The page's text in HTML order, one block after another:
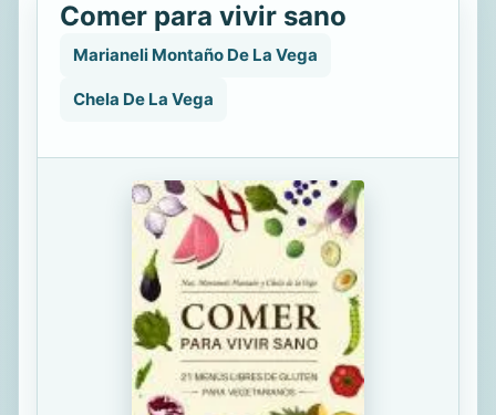
Comer para vivir sano
Marianeli Montaño De La Vega
Chela De La Vega